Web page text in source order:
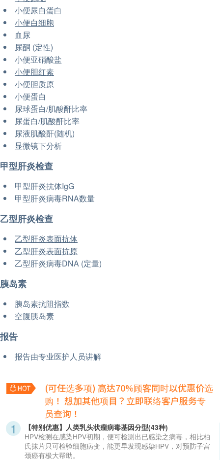
小便尿白蛋白
小便白细胞
血尿
尿酮 (定性)
小便亚硝酸盐
小便胆红素
小便胆质原
小便蛋白
尿球蛋白/肌酸酐比率
尿蛋白/肌酸酐比率
尿液肌酸酐(随机)
显微镜下分析
甲型肝炎检查
甲型肝炎抗体IgG
甲型肝炎病毒RNA数量
乙型肝炎检查
乙型肝炎表面抗体
乙型肝炎表面抗原
乙型肝炎病毒DNA (定量)
胰岛素
胰岛素抗阻指数
空腹胰岛素
报告
报告由专业医护人员讲解
(可任选多项) 高达70%顾客同时以优惠价选
购！ 想加其他项目？立即联络客户服务专
员查询！
【特别优惠】人类乳头状瘤病毒基因分型(43种)
HPV检测在感染HPV初期，便可检测出已感染之病毒，相比柏
氏抹片只可检验细胞病变，能更早发现感染HPV，对预防子宫
颈癌有极大帮助。